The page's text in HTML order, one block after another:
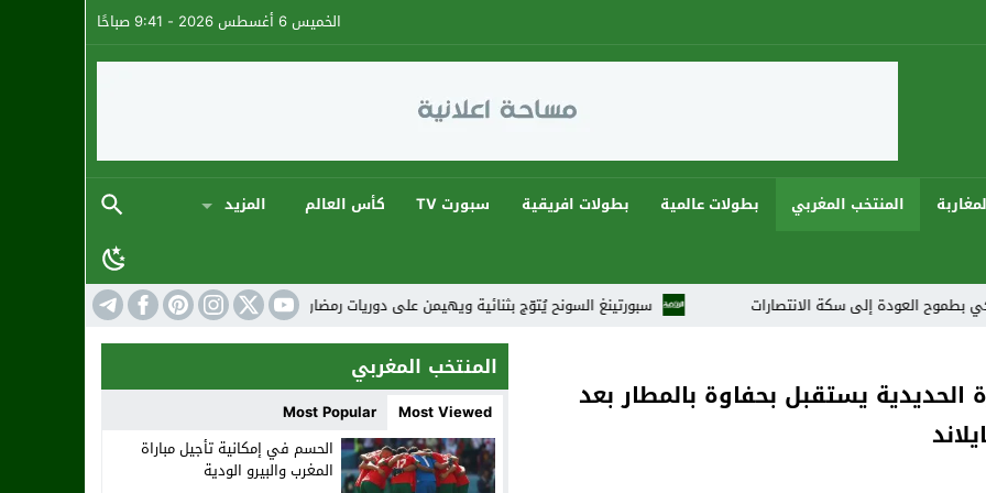
الخميس 6 أغسطس 2026 - 9:41 صباحًا
المنتخب المغربي بطولات عالمية بطولات افريقية سبورت TV كأس العالم المزيد
سبورتينغ السونح يُتوّج بثنائية ويهيمن على دوريات رمضان 2026 في أجواء كروية استثنائية المنتخب المغربي:
إلى سكة الانتصارات
الحديدية يستقبل بحفاوة بالمطار بعد
المنتخب المغربي
Most Viewed
Most Popular
الحسم في إمكانية تأجيل مباراة
المغرب والبيرو الودية